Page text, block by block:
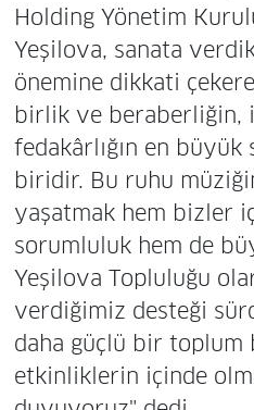
Holding Yönetim
Yeşilova, sanata
önemine dikkati
birlik ve beraberliğin,
fedakârlığın en
biridir. Bu ruhu
yaşatmak hem bizler
sorumluluk hem de
Yeşilova Topluluğu
verdiğimiz desteği
daha güçlü bir toplum
etkinliklerin içinde